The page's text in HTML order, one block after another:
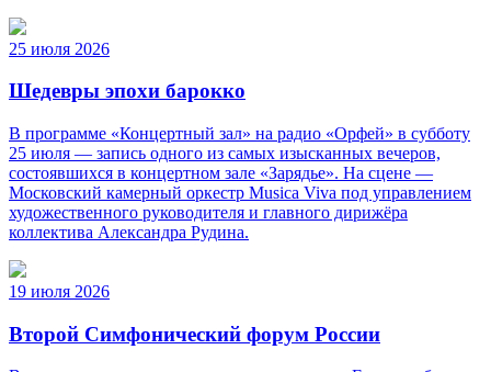
25 июля 2026
Шедевры эпохи барокко
В программе «Концертный зал» на радио «Орфей» в субботу
25 июля — запись одного из самых изысканных вечеров,
состоявшихся в концертном зале «Зарядье». На сцене —
Московский камерный оркестр Musica Viva под управлением
художественного руководителя и главного дирижёра
коллектива Александра Рудина.
19 июля 2026
Второй Симфонический форум России